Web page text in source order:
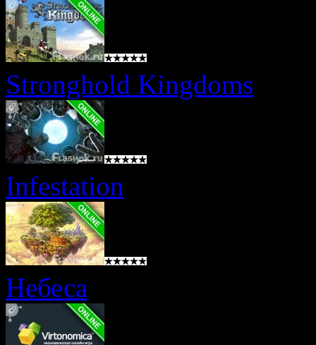
Stronghold Kingdoms
Infestation
Небеса